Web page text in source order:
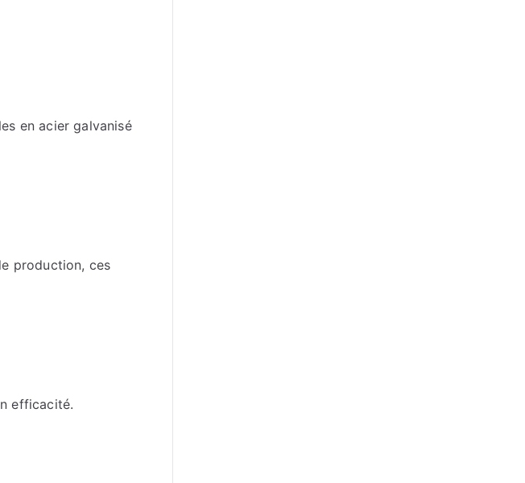
en acier galvanisé
production, ces
efficacité.